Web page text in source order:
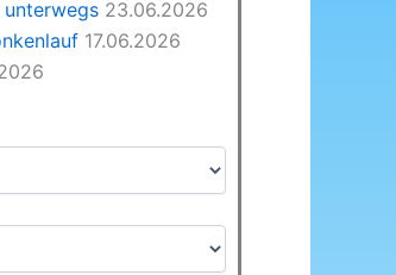
23.06.2026
17.06.2026